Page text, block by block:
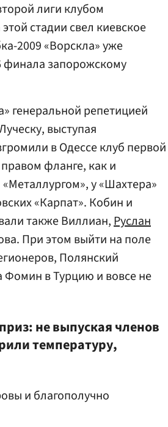
лиги клубом
стадии свел киевское
2009 «Ворскла» уже
финала запорожскому
генеральной репетицией
выступая
в Одессе клуб первой
фланге, как и
у «Шахтера»
«Карпат». Кобин и
также Виллиан,Руслан
При этом выйти на поле
Полянский
Фомин в Турцию и вовсе не
не выпуская членов
температуру,
и благополучно